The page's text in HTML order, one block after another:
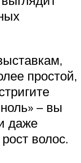
простой,
– вы
даже
волос.